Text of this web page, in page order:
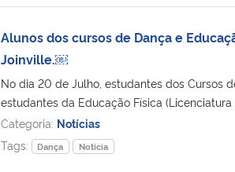
Alunos dos cursos de Dança e
Joinville.￼
No dia 20 de Julho, estudantes dos Cursos
estudantes da Educação Física (Licenciatura
Categoria: Notícias
Tags:
Dança Notícia